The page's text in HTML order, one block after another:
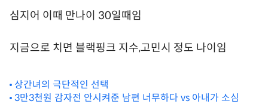
심지어 이때 만나이 30일때임
지금으로 치면 블랙핑크 지수,고민시 정도 나이임
상간녀의 극단적인 선택
3만3천원 감자전 안시켜준 남편 너무하다 vs 아내가 소심